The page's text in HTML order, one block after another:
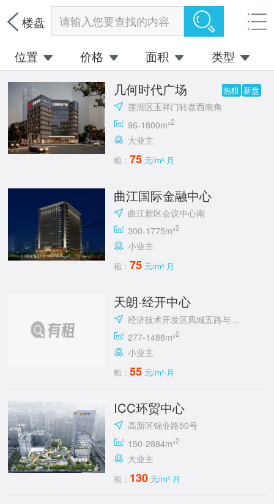
楼盘 请输入您要查找的内容
位置 价格 面积 类型
几何时代广场 热租 新盘
莲湖区玉祥门转盘西南角
96-1800m²2
大业主
租：75 元/m²·月
曲江国际金融中心
曲江新区会议中心南
300-1775m²2
小业主
租：75 元/m²·月
天朗·经开中心
经济技术开发区凤城五路与明光路十字东北角
277-1488m²2
小业主
租：55 元/m²·月
ICC环贸中心
高新区锦业路50号
150-2884m²2
大业主
租： 130 元/m²·月